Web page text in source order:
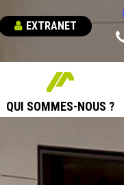
EXTRANET
QUI SOMMES-NOUS ?